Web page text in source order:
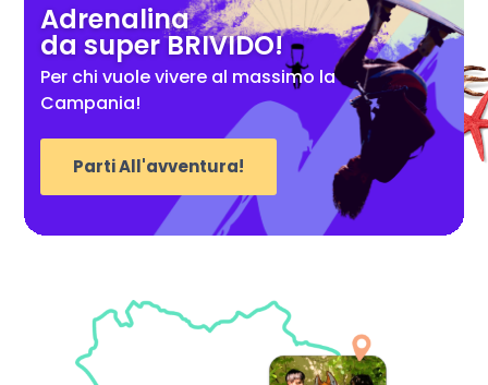
Adrenalina
da super BRIVIDO!
Per chi vuole vivere al massimo la
Campania!
Parti All'avventura!